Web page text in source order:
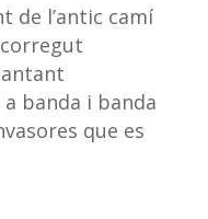
de l’antic camí
banda i banda
que es